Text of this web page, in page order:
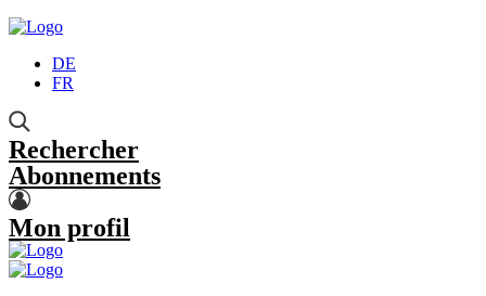
DE
FR
Rechercher
Abonnements
Mon profil